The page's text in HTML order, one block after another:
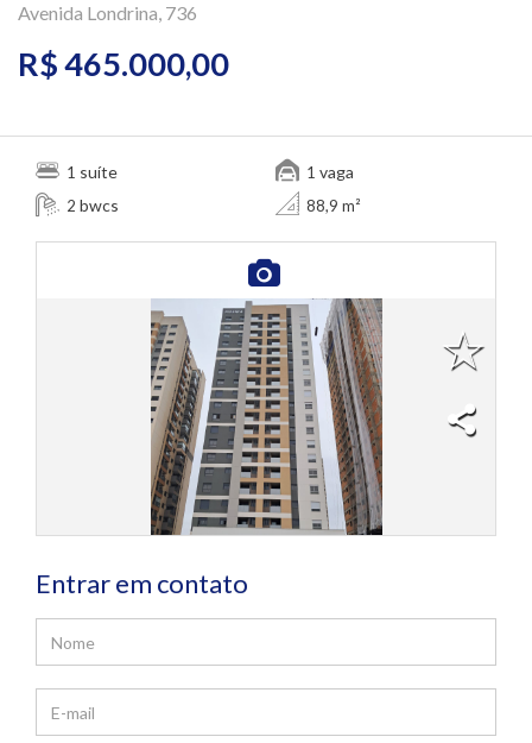
Avenida Londrina, 736
R$ 465.000,00
1 suíte
2 bwcs
1 vaga
88,9 m²
Entrar em contato